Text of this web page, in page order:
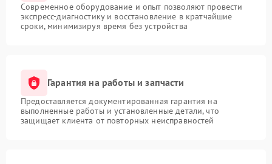
Современное оборудование и опыт позволяют провести
экспресс-диагностику и восстановление в кратчайшие
сроки, минимизируя время без устройства
Гарантия на работы и запчасти
Предоставляется документированная гарантия на
выполненные работы и установленные детали, что
защищает клиента от повторных неисправностей